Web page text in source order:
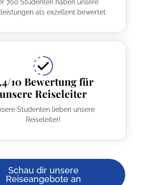
700 Studenten haben unsere
als exzellent bewertet
10 Bewertung für
unsere Reiseleiter
Studenten lieben unsere
Reiseleiter!
Schau dir unsere
Reiseangebote an